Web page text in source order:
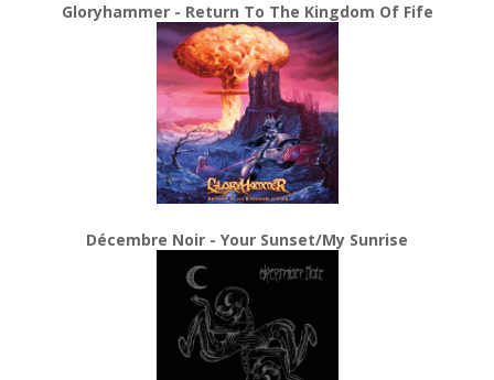
Gloryhammer - Return To The Kingdom Of Fife
Décembre Noir - Your Sunset/My Sunrise